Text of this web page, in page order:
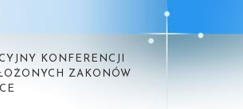
KONFERENCJI
ZAKONÓW